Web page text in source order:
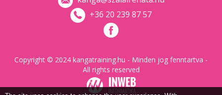
+36 20 239 87 57
Copyright © 2024 kangatraining.hu - Minden jog fenntartva -
All rights reserved